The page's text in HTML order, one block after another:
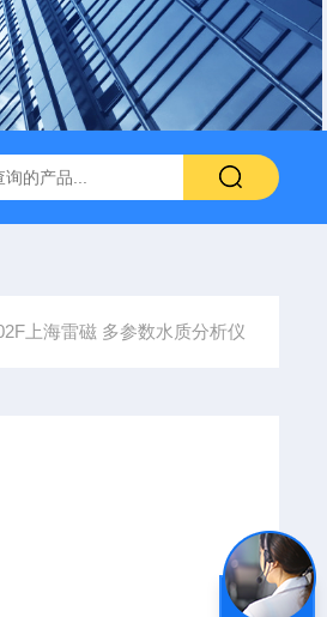
照培养箱 LRH-300DB叶拓
上海雷磁 多参数水质分析仪